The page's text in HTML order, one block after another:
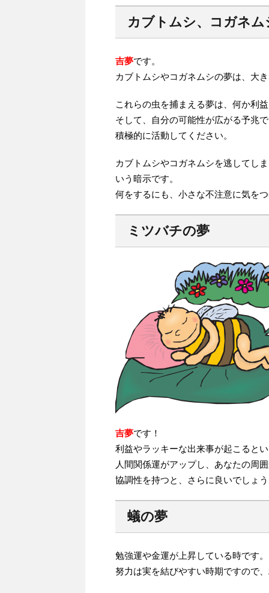
カブトムシ、コガネム
吉夢です。
カブトムシやコガネムシの夢は、大
これらの虫を捕まえる夢は、何か利
そして、自分の可能性が広がる予兆で
積極的に活動してください。
カブトムシやコガネムシを逃してし
いう暗示です。
何をするにも、小さな不注意に気をつ
ミツバチの夢
吉夢です！
利益やラッキーな出来事が起こるとい
人間関係運がアップし、あなたの周
協調性を持つと、さらに良いでしょう
蟻の夢
勉強運や金運が上昇している時です。
努力は実を結びやすい時期ですので